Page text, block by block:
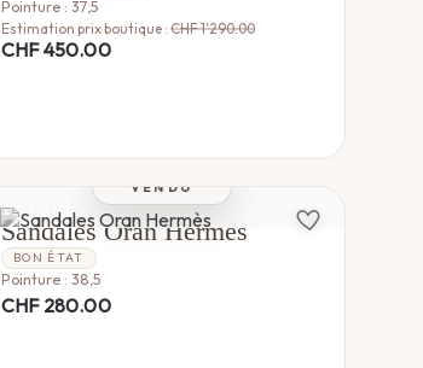
Pointure : 37,5
Estimation prix boutique :CHF1'290.00
CHF450.00
VENDU
HERMÈS
Sandales Oran Hermès
BON ÉTAT
Pointure : 38,5
CHF280.00